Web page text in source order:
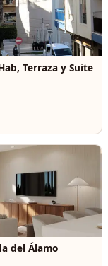
Terraza y Suite
del Álamo